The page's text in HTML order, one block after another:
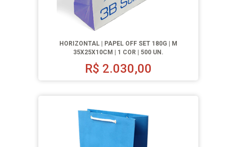
HORIZONTAL | PAPEL OFF SET 180G | M
35X25X10CM | 1 COR | 500 UN.
R$ 2.030,00